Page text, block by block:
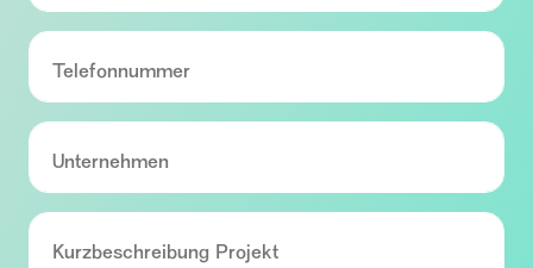
Telefonnummer
Unternehmen
Kurzbeschreibung Projekt